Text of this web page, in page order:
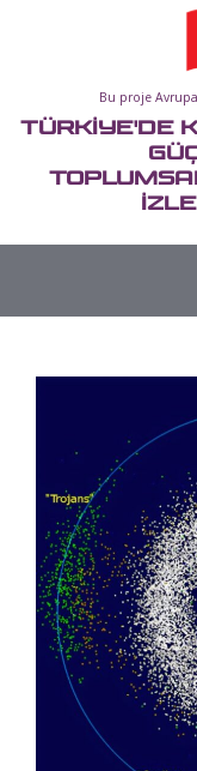
Bu proje
TÜRKİYE'DE